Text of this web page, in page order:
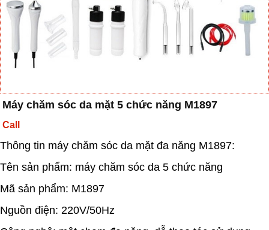
Máy chăm sóc da mặt 5 chức năng M1897
Call
Thông tin máy chăm sóc da mặt đa năng M1897:
Tên sản phẩm: máy chăm sóc da 5 chức năng
Mã sản phẩm: M1897
Nguồn điện: 220V/50Hz